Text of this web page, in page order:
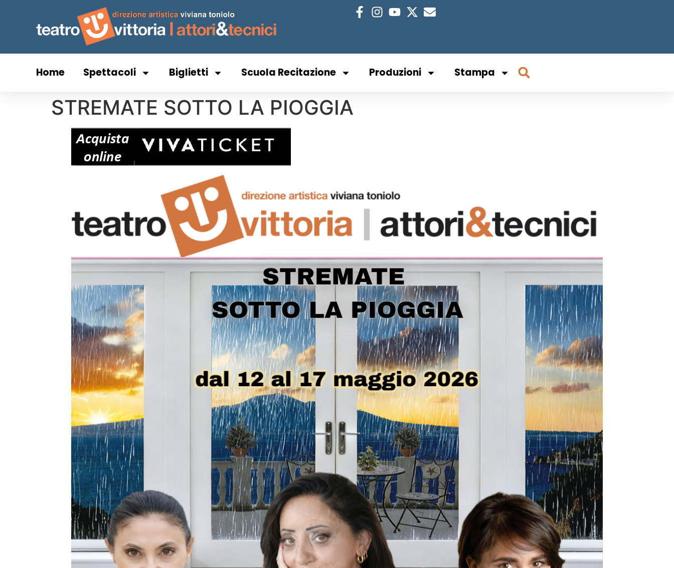
Home Spettacoli Biglietti Scuola Recitazione Produzioni Stampa
STREMATE SOTTO LA PIOGGIA